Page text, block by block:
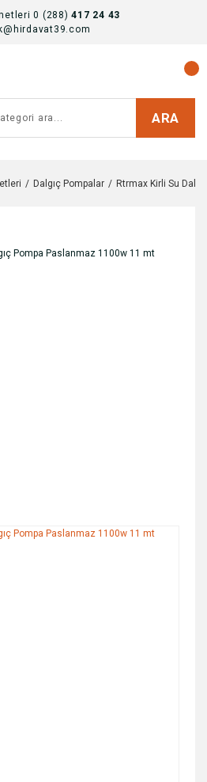
0 (288)417 24 43
ARA
Dalgıç Pompalar Rtrmax Kirli Su